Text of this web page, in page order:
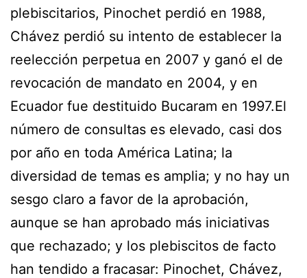
plebiscitarios, Pinochet perdió en 1988,
Chávez perdió su intento de establecer la
reelección perpetua en 2007 y ganó el de
revocación de mandato en 2004, y en
Ecuador fue destituido Bucaram en 1997.El
número de consultas es elevado, casi dos
por año en toda América Latina; la
diversidad de temas es amplia; y no hay un
sesgo claro a favor de la aprobación,
aunque se han aprobado más iniciativas
que rechazado; y los plebiscitos de facto
han tendido a fracasar: Pinochet, Chávez,